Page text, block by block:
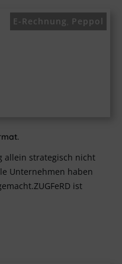
E-Rechnung Peppol
allein strategisch nicht
Unternehmen haben
ist